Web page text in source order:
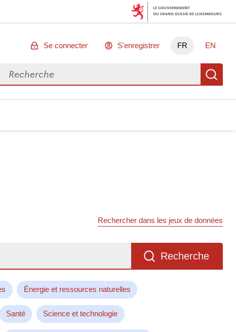
Se connecter S'enregistrer FR EN
Rechercher des données
Rechercher dans les jeux de données
Recherche
Énergie et ressources naturelles
Santé Science et technologie